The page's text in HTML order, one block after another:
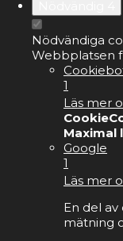
Nödvändiga
Webbplatsen
1
Läs mer
Maximal
Google
1
Läs mer
En del
mätning